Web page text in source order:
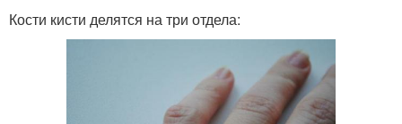
Кости кисти делятся на три отдела: